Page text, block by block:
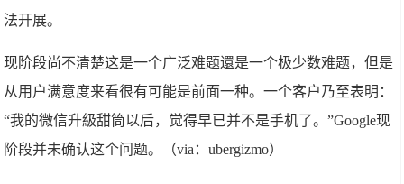
法开展。
现阶段尚不清楚这是一个广泛难题還是一个极少数难题，但是
从用户满意度来看很有可能是前面一种。一个客户乃至表明：
“我的微信升級甜筒以后，觉得早已并不是手机了。”Google现
阶段并未确认这个问题。（via：ubergizmo）